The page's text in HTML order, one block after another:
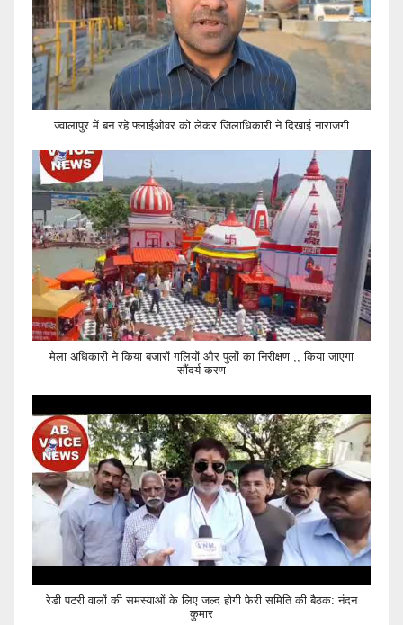
ज्वालापुर में बन रहे फ्लाईओवर को लेकर जिलाधिकारी ने दिखाई नाराजगी
मेला अधिकारी ने किया बजारों गलियों और पुलों का निरीक्षण ,, किया जाएगा
सौंदर्य करण
रेडी पटरी वालों की समस्याओं के लिए जल्द होगी फेरी समिति की बैठक: नंदन
कुमार